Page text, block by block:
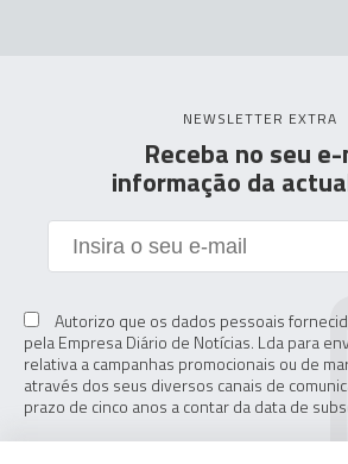
NEWSLETTER EXTRA
Receba no seu
informação da
Autorizo que os dados pessoais
pela Empresa Diário de Notícias. Lda para
relativa a campanhas promocionais ou de
através dos seus diversos canais de
prazo de cinco anos a contar da data de